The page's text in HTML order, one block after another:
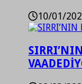
10/01/